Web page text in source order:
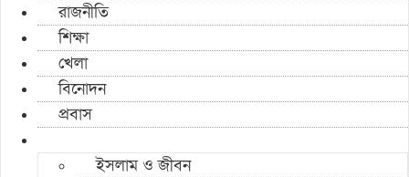
রাজনীতি
শিক্ষা
খেলা
বিনোদন
প্রবাস
ইসলাম ও জীবন